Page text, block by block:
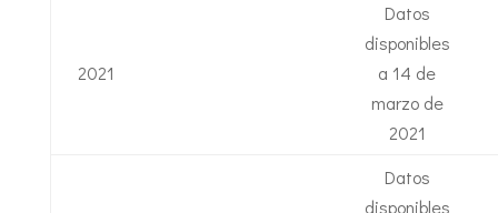
2021
Datos
disponibles
a 14 de
marzo de
2021
Datos
disponibles